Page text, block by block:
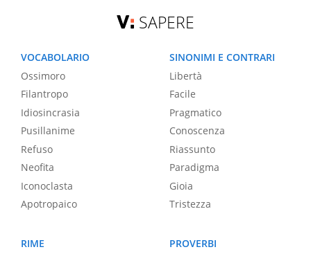
SAPERE
VOCABOLARIO
Ossimoro
Filantropo
Idiosincrasia
Pusillanime
Refuso
Neofita
Iconoclasta
Apotropaico
SINONIMI E CONTRARI
Libertà
Facile
Pragmatico
Conoscenza
Riassunto
Paradigma
Gioia
Tristezza
RIME
PROVERBI